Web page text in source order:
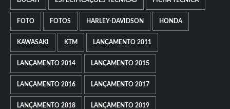
FOTO FOTOS HARLEY-DAVIDSON HONDA
KAWASAKI KTM LANÇAMENTO 2011
LANÇAMENTO 2014 LANÇAMENTO 2015
LANÇAMENTO 2016 LANÇAMENTO 2017
LANÇAMENTO 2018 LANÇAMENTO 2019